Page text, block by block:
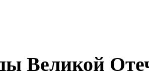
Великой